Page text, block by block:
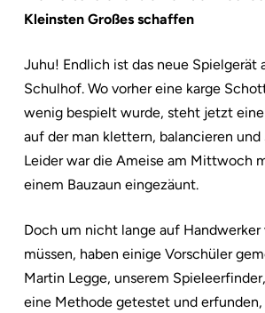
Kleinsten Großes schaffen
Juhu! Endlich ist das neue Spielgerät
Schulhof. Wo vorher eine karge
wenig bespielt wurde, steht jetzt
auf der man klettern, balancieren und
Leider war die Ameise am Mittwoch
einem Bauzaun eingezäunt.
Doch um nicht lange auf Handwerker
müssen, haben einige Vorschüler
Martin Legge, unserem Spieleerfinder,
eine Methode getestet und